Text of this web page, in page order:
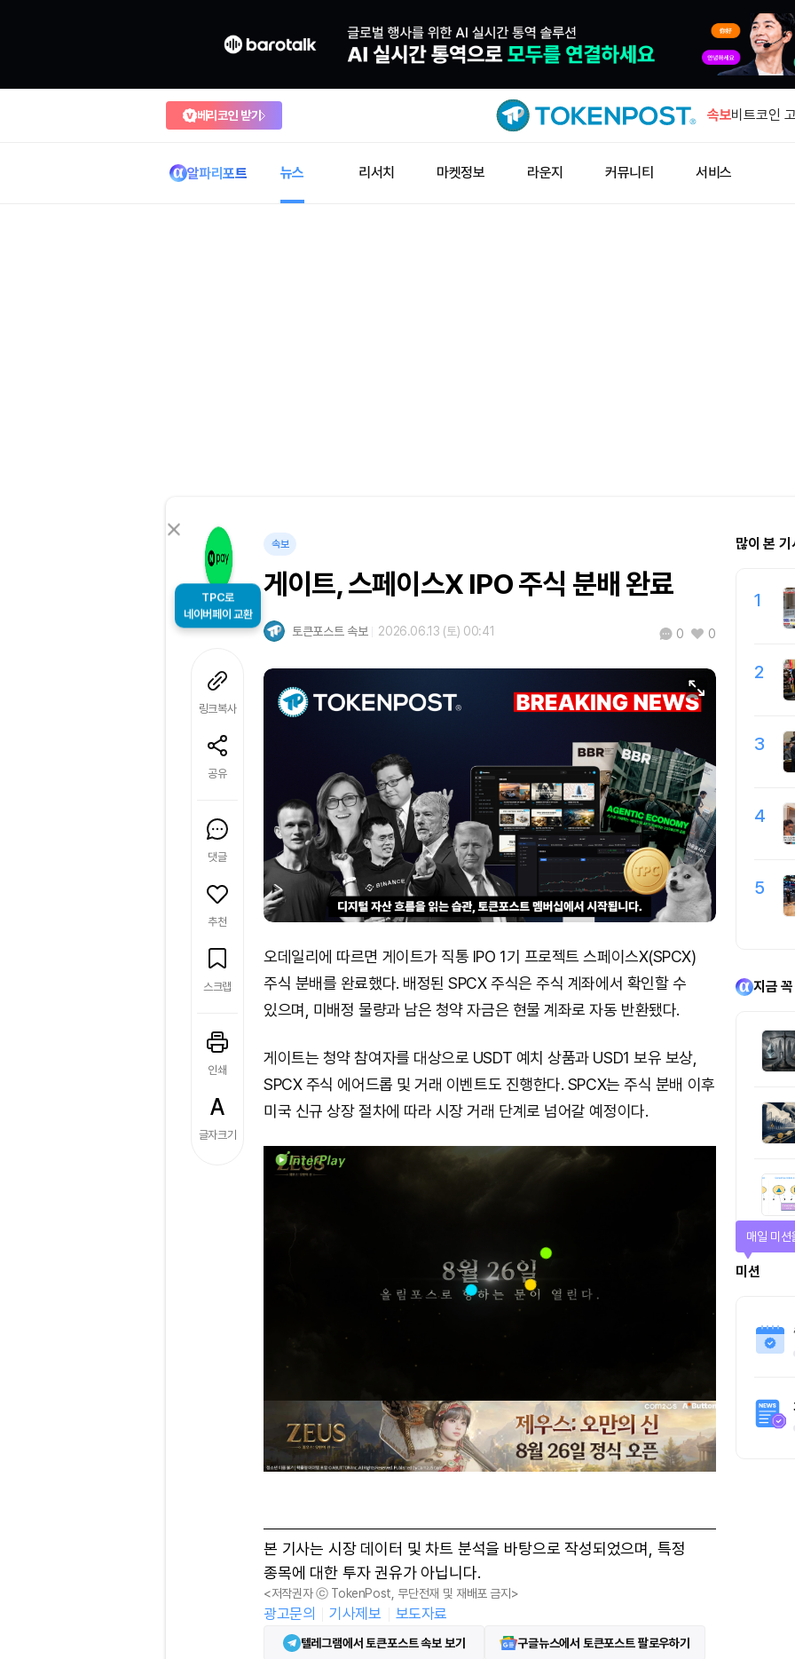
베리코인 받기 속보
일본 금융
비트코인
알파리포트 뉴스 리서치 마켓정보 라운지 커뮤니티 서비스
TPC로
네이버페이 교환
링크복사
공유
댓글
추천
스크랩
인쇄
글자크기
속보
게이트, 스페이스X IPO 주식 분배 완료
토큰포스트 속보 2026.06.13 (토) 00:41 0 0
오데일리에 따르면 게이트가 직통 IPO 1기 프로젝트 스페이스X(SPCX)
주식 분배를 완료했다. 배정된 SPCX 주식은 주식 계좌에서 확인할 수
있으며, 미배정 물량과 남은 청약 자금은 현물 계좌로 자동 반환됐다.
게이트는 청약 참여자를 대상으로 USDT 예치 상품과 USD1 보유 보상,
SPCX 주식 에어드롭 및 거래 이벤트도 진행한다. SPCX는 주식 분배 이후
미국 신규 상장 절차에 따라 시장 거래 단계로 넘어갈 예정이다.
본 기사는 시장 데이터 및 차트 분석을 바탕으로 작성되었으며, 특정
종목에 대한 투자 권유가 아닙니다.
<저작권자 ⓒ TokenPost, 무단전재 및 재배포 금지>
광고문의 기사제보 보도자료
텔레그램에서 토큰포스트 속보 보기 구글뉴스에서 토큰포스트 팔로우하기
많이 본 기
1
2
3
4
5
지금
미션
매일 미션